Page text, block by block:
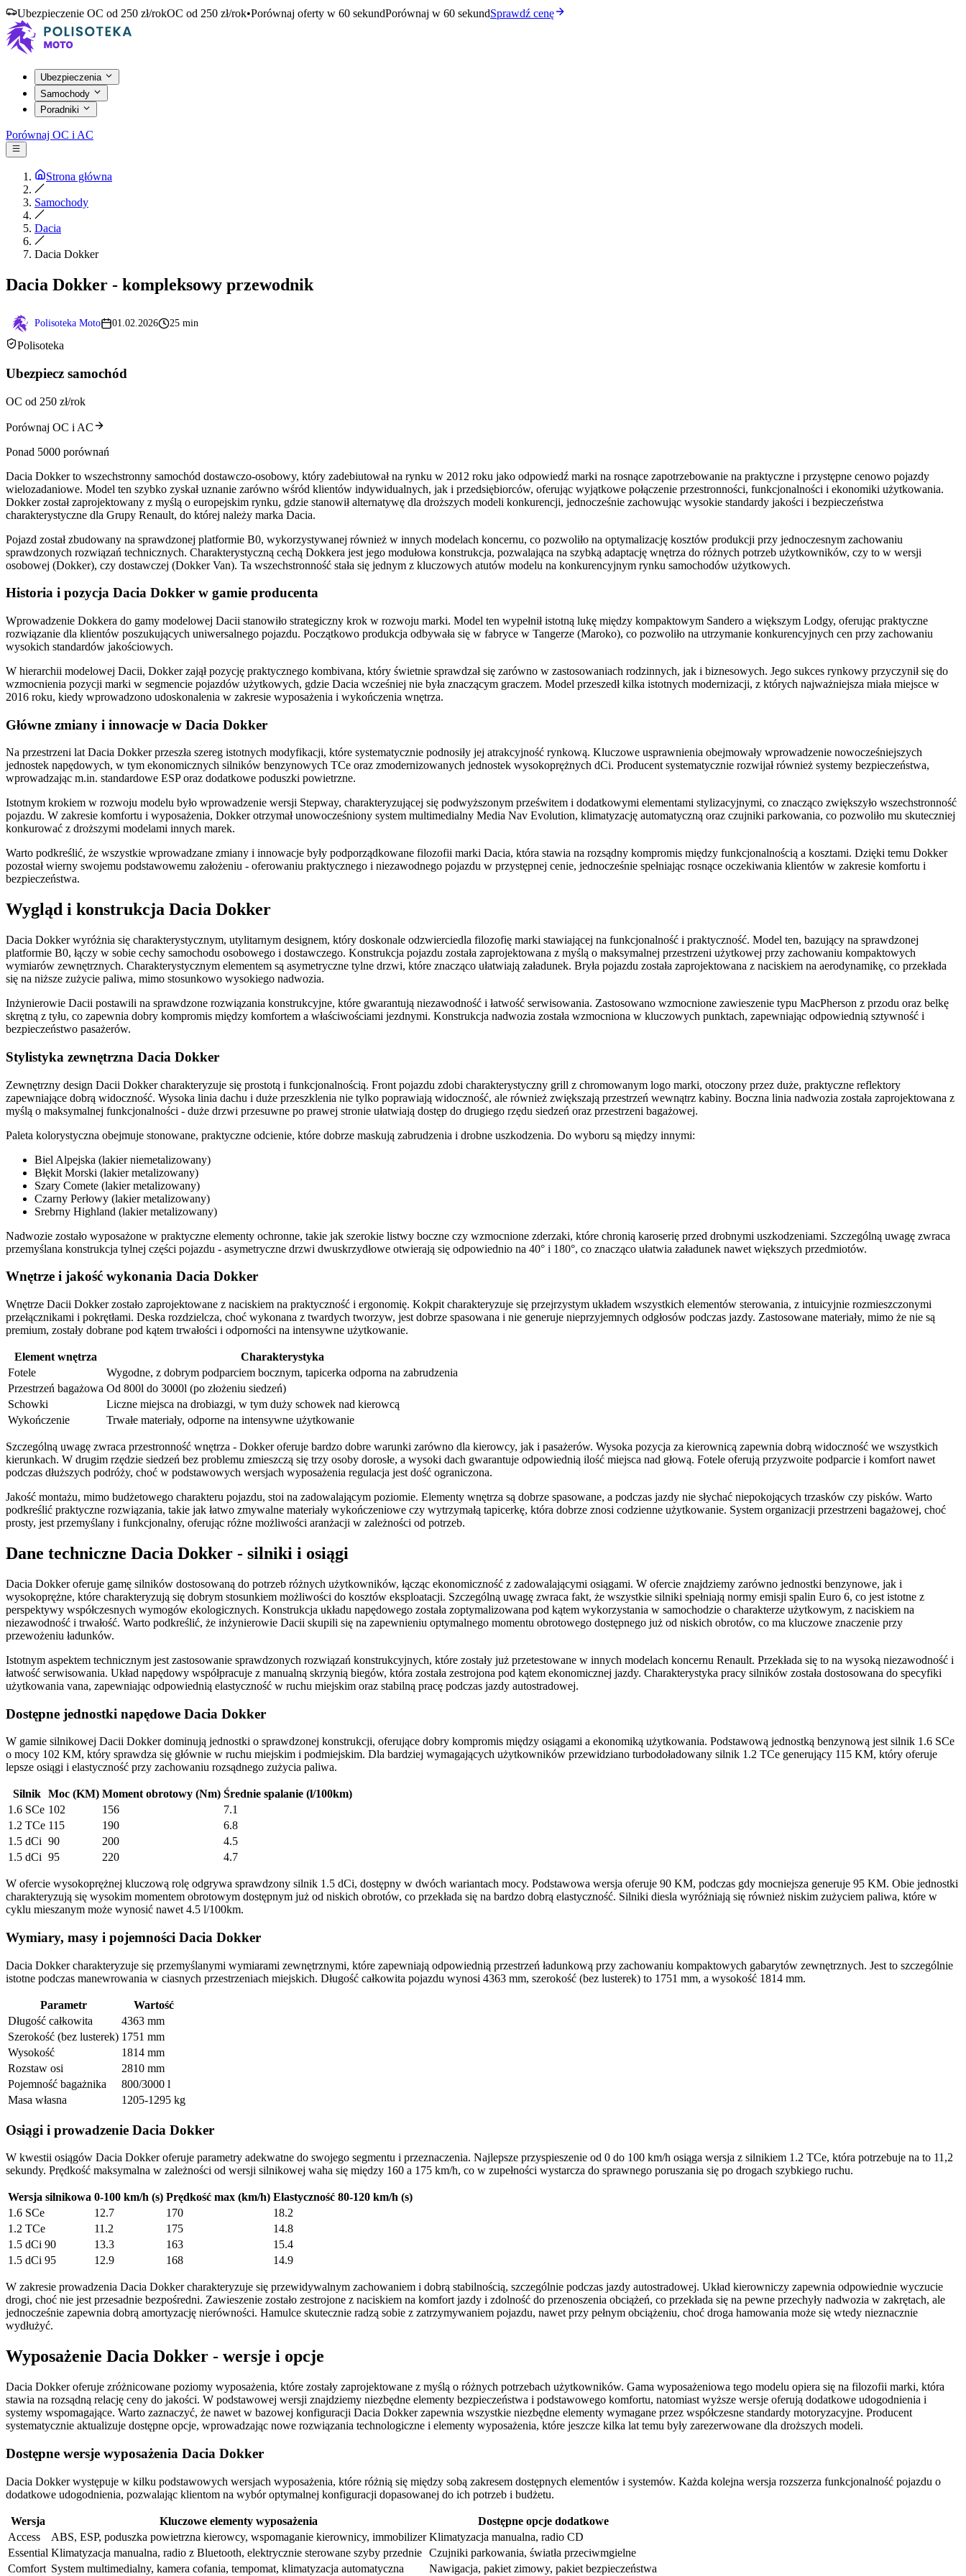
Ubezpieczenie OC od 250 zł/rokOC od 250 zł/rok•Porównaj oferty w 60 sekundPorównaj w 60 sekundSprawdź cenę
Ubezpieczenia
Samochody
Poradniki
Porównaj OC i AC
Strona główna
Samochody
Dacia
Dacia Dokker
Dacia Dokker - kompleksowy przewodnik
Polisoteka Moto 01.02.2026 25 min
Polisoteka
Ubezpiecz samochód
OC od 250 zł/rok
Porównaj OC i AC
Ponad 5000 porównań
Dacia Dokker to wszechstronny samochód dostawczo-osobowy, który zadebiutował na rynku w 2012 roku jako odpowiedź marki na rosnące zapotrzebowanie na praktyczne i przystępne cenowo pojazdy
wielozadaniowe. Model ten szybko zyskał uznanie zarówno wśród klientów indywidualnych, jak i przedsiębiorców, oferując wyjątkowe połączenie przestronności, funkcjonalności i ekonomiki użytkowania.
Dokker został zaprojektowany z myślą o europejskim rynku, gdzie stanowił alternatywę dla droższych modeli konkurencji, jednocześnie zachowując wysokie standardy jakości i bezpieczeństwa
charakterystyczne dla Grupy Renault, do której należy marka Dacia.
Pojazd został zbudowany na sprawdzonej platformie B0, wykorzystywanej również w innych modelach koncernu, co pozwoliło na optymalizację kosztów produkcji przy jednoczesnym zachowaniu
sprawdzonych rozwiązań technicznych. Charakterystyczną cechą Dokkera jest jego modułowa konstrukcja, pozwalająca na szybką adaptację wnętrza do różnych potrzeb użytkowników, czy to w wersji
osobowej (Dokker), czy dostawczej (Dokker Van). Ta wszechstronność stała się jednym z kluczowych atutów modelu na konkurencyjnym rynku samochodów użytkowych.
Historia i pozycja Dacia Dokker w gamie producenta
Wprowadzenie Dokkera do gamy modelowej Dacii stanowiło strategiczny krok w rozwoju marki. Model ten wypełnił istotną lukę między kompaktowym Sandero a większym Lodgy, oferując praktyczne
rozwiązanie dla klientów poszukujących uniwersalnego pojazdu. Początkowo produkcja odbywała się w fabryce w Tangerze (Maroko), co pozwoliło na utrzymanie konkurencyjnych cen przy zachowaniu
wysokich standardów jakościowych.
W hierarchii modelowej Dacii, Dokker zajął pozycję praktycznego kombivana, który świetnie sprawdzał się zarówno w zastosowaniach rodzinnych, jak i biznesowych. Jego sukces rynkowy przyczynił się do
wzmocnienia pozycji marki w segmencie pojazdów użytkowych, gdzie Dacia wcześniej nie była znaczącym graczem. Model przeszedł kilka istotnych modernizacji, z których najważniejsza miała miejsce w
2016 roku, kiedy wprowadzono udoskonalenia w zakresie wyposażenia i wykończenia wnętrza.
Główne zmiany i innowacje w Dacia Dokker
Na przestrzeni lat Dacia Dokker przeszła szereg istotnych modyfikacji, które systematycznie podnosiły jej atrakcyjność rynkową. Kluczowe usprawnienia obejmowały wprowadzenie nowocześniejszych
jednostek napędowych, w tym ekonomicznych silników benzynowych TCe oraz zmodernizowanych jednostek wysokoprężnych dCi. Producent systematycznie rozwijał również systemy bezpieczeństwa,
wprowadzając m.in. standardowe ESP oraz dodatkowe poduszki powietrzne.
Istotnym krokiem w rozwoju modelu było wprowadzenie wersji Stepway, charakteryzującej się podwyższonym prześwitem i dodatkowymi elementami stylizacyjnymi, co znacząco zwiększyło wszechstronność
pojazdu. W zakresie komfortu i wyposażenia, Dokker otrzymał unowocześniony system multimedialny Media Nav Evolution, klimatyzację automatyczną oraz czujniki parkowania, co pozwoliło mu skuteczniej
konkurować z droższymi modelami innych marek.
Warto podkreślić, że wszystkie wprowadzane zmiany i innowacje były podporządkowane filozofii marki Dacia, która stawia na rozsądny kompromis między funkcjonalnością a kosztami. Dzięki temu Dokker
pozostał wierny swojemu podstawowemu założeniu - oferowaniu praktycznego i niezawodnego pojazdu w przystępnej cenie, jednocześnie spełniając rosnące oczekiwania klientów w zakresie komfortu i
bezpieczeństwa.
Wygląd i konstrukcja Dacia Dokker
Dacia Dokker wyróżnia się charakterystycznym, utylitarnym designem, który doskonale odzwierciedla filozofię marki stawiającej na funkcjonalność i praktyczność. Model ten, bazujący na sprawdzonej
platformie B0, łączy w sobie cechy samochodu osobowego i dostawczego. Konstrukcja pojazdu została zaprojektowana z myślą o maksymalnej przestrzeni użytkowej przy zachowaniu kompaktowych
wymiarów zewnętrznych. Charakterystycznym elementem są asymetryczne tylne drzwi, które znacząco ułatwiają załadunek. Bryła pojazdu została zaprojektowana z naciskiem na aerodynamikę, co przekłada
się na niższe zużycie paliwa, mimo stosunkowo wysokiego nadwozia.
Inżynierowie Dacii postawili na sprawdzone rozwiązania konstrukcyjne, które gwarantują niezawodność i łatwość serwisowania. Zastosowano wzmocnione zawieszenie typu MacPherson z przodu oraz belkę
skrętną z tyłu, co zapewnia dobry kompromis między komfortem a właściwościami jezdnymi. Konstrukcja nadwozia została wzmocniona w kluczowych punktach, zapewniając odpowiednią sztywność i
bezpieczeństwo pasażerów.
Stylistyka zewnętrzna Dacia Dokker
Zewnętrzny design Dacii Dokker charakteryzuje się prostotą i funkcjonalnością. Front pojazdu zdobi charakterystyczny grill z chromowanym logo marki, otoczony przez duże, praktyczne reflektory
zapewniające dobrą widoczność. Wysoka linia dachu i duże przeszklenia nie tylko poprawiają widoczność, ale również zwiększają przestrzeń wewnątrz kabiny. Boczna linia nadwozia została zaprojektowana z
myślą o maksymalnej funkcjonalności - duże drzwi przesuwne po prawej stronie ułatwiają dostęp do drugiego rzędu siedzeń oraz przestrzeni bagażowej.
Paleta kolorystyczna obejmuje stonowane, praktyczne odcienie, które dobrze maskują zabrudzenia i drobne uszkodzenia. Do wyboru są między innymi:
Biel Alpejska (lakier niemetalizowany)
Błękit Morski (lakier metalizowany)
Szary Comete (lakier metalizowany)
Czarny Perłowy (lakier metalizowany)
Srebrny Highland (lakier metalizowany)
Nadwozie zostało wyposażone w praktyczne elementy ochronne, takie jak szerokie listwy boczne czy wzmocnione zderzaki, które chronią karoserię przed drobnymi uszkodzeniami. Szczególną uwagę zwraca
przemyślana konstrukcja tylnej części pojazdu - asymetryczne drzwi dwuskrzydłowe otwierają się odpowiednio na 40° i 180°, co znacząco ułatwia załadunek nawet większych przedmiotów.
Wnętrze i jakość wykonania Dacia Dokker
Wnętrze Dacii Dokker zostało zaprojektowane z naciskiem na praktyczność i ergonomię. Kokpit charakteryzuje się przejrzystym układem wszystkich elementów sterowania, z intuicyjnie rozmieszczonymi
przełącznikami i pokrętłami. Deska rozdzielcza, choć wykonana z twardych tworzyw, jest dobrze spasowana i nie generuje nieprzyjemnych odgłosów podczas jazdy. Zastosowane materiały, mimo że nie są
premium, zostały dobrane pod kątem trwałości i odporności na intensywne użytkowanie.
Element wnętrza
Charakterystyka
Fotele
Wygodne, z dobrym podparciem bocznym, tapicerka odporna na zabrudzenia
Przestrzeń bagażowa Od 800l do 3000l (po złożeniu siedzeń)
Schowki
Liczne miejsca na drobiazgi, w tym duży schowek nad kierowcą
Wykończenie
Trwałe materiały, odporne na intensywne użytkowanie
Szczególną uwagę zwraca przestronność wnętrza - Dokker oferuje bardzo dobre warunki zarówno dla kierowcy, jak i pasażerów. Wysoka pozycja za kierownicą zapewnia dobrą widoczność we wszystkich
kierunkach. W drugim rzędzie siedzeń bez problemu zmieszczą się trzy osoby dorosłe, a wysoki dach gwarantuje odpowiednią ilość miejsca nad głową. Fotele oferują przyzwoite podparcie i komfort nawet
podczas dłuższych podróży, choć w podstawowych wersjach wyposażenia regulacja jest dość ograniczona.
Jakość montażu, mimo budżetowego charakteru pojazdu, stoi na zadowalającym poziomie. Elementy wnętrza są dobrze spasowane, a podczas jazdy nie słychać niepokojących trzasków czy pisków. Warto
podkreślić praktyczne rozwiązania, takie jak łatwo zmywalne materiały wykończeniowe czy wytrzymałą tapicerkę, która dobrze znosi codzienne użytkowanie. System organizacji przestrzeni bagażowej, choć
prosty, jest przemyślany i funkcjonalny, oferując różne możliwości aranżacji w zależności od potrzeb.
Dane techniczne Dacia Dokker - silniki i osiągi
Dacia Dokker oferuje gamę silników dostosowaną do potrzeb różnych użytkowników, łącząc ekonomiczność z zadowalającymi osiągami. W ofercie znajdziemy zarówno jednostki benzynowe, jak i
wysokoprężne, które charakteryzują się dobrym stosunkiem możliwości do kosztów eksploatacji. Szczególną uwagę zwraca fakt, że wszystkie silniki spełniają normy emisji spalin Euro 6, co jest istotne z
perspektywy współczesnych wymogów ekologicznych. Konstrukcja układu napędowego została zoptymalizowana pod kątem wykorzystania w samochodzie o charakterze użytkowym, z naciskiem na
niezawodność i trwałość. Warto podkreślić, że inżynierowie Dacii skupili się na zapewnieniu optymalnego momentu obrotowego dostępnego już od niskich obrotów, co ma kluczowe znaczenie przy
przewożeniu ładunków.
Istotnym aspektem technicznym jest zastosowanie sprawdzonych rozwiązań konstrukcyjnych, które zostały już przetestowane w innych modelach koncernu Renault. Przekłada się to na wysoką niezawodność i
łatwość serwisowania. Układ napędowy współpracuje z manualną skrzynią biegów, która została zestrojona pod kątem ekonomicznej jazdy. Charakterystyka pracy silników została dostosowana do specyfiki
użytkowania vana, zapewniając odpowiednią elastyczność w ruchu miejskim oraz stabilną pracę podczas jazdy autostradowej.
Dostępne jednostki napędowe Dacia Dokker
W gamie silnikowej Dacii Dokker dominują jednostki o sprawdzonej konstrukcji, oferujące dobry kompromis między osiągami a ekonomiką użytkowania. Podstawową jednostką benzynową jest silnik 1.6 SCe
o mocy 102 KM, który sprawdza się głównie w ruchu miejskim i podmiejskim. Dla bardziej wymagających użytkowników przewidziano turbodoładowany silnik 1.2 TCe generujący 115 KM, który oferuje
lepsze osiągi i elastyczność przy zachowaniu rozsądnego zużycia paliwa.
Silnik Moc (KM) Moment obrotowy (Nm) Średnie spalanie (l/100km)
1.6 SCe 102 156
7.1
1.2 TCe 115 190
6.8
1.5 dCi 90 200
4.5
1.5 dCi 95 220 4.7
W ofercie wysokoprężnej kluczową rolę odgrywa sprawdzony silnik 1.5 dCi, dostępny w dwóch wariantach mocy. Podstawowa wersja oferuje 90 KM, podczas gdy mocniejsza generuje 95 KM. Obie jednostki
charakteryzują się wysokim momentem obrotowym dostępnym już od niskich obrotów, co przekłada się na bardzo dobrą elastyczność. Silniki diesla wyróżniają się również niskim zużyciem paliwa, które w
cyklu mieszanym może wynosić nawet 4.5 l/100km.
Wymiary, masy i pojemności Dacia Dokker
Dacia Dokker charakteryzuje się przemyślanymi wymiarami zewnętrznymi, które zapewniają odpowiednią przestrzeń ładunkową przy zachowaniu kompaktowych gabarytów zewnętrznych. Jest to szczególnie
istotne podczas manewrowania w ciasnych przestrzeniach miejskich. Długość całkowita pojazdu wynosi 4363 mm, szerokość (bez lusterek) to 1751 mm, a wysokość 1814 mm.
Parametr
Wartość
Długość całkowita
4363 mm
Szerokość (bez lusterek) 1751 mm
Wysokość
1814 mm
Rozstaw osi
2810 mm
Pojemność bagażnika
800/3000 l
Masa własna
1205-1295 kg
Osiągi i prowadzenie Dacia Dokker
W kwestii osiągów Dacia Dokker oferuje parametry adekwatne do swojego segmentu i przeznaczenia. Najlepsze przyspieszenie od 0 do 100 km/h osiąga wersja z silnikiem 1.2 TCe, która potrzebuje na to 11,2
sekundy. Prędkość maksymalna w zależności od wersji silnikowej waha się między 160 a 175 km/h, co w zupełności wystarcza do sprawnego poruszania się po drogach szybkiego ruchu.
Wersja silnikowa 0-100 km/h (s) Prędkość max (km/h) Elastyczność 80-120 km/h (s)
1.6 SCe
12.7 170
18.2
1.2 TCe
11.2 175
14.8
1.5 dCi 90
13.3 163
15.4
1.5 dCi 95
12.9 168 14.9
W zakresie prowadzenia Dacia Dokker charakteryzuje się przewidywalnym zachowaniem i dobrą stabilnością, szczególnie podczas jazdy autostradowej. Układ kierowniczy zapewnia odpowiednie wyczucie
drogi, choć nie jest przesadnie bezpośredni. Zawieszenie zostało zestrojone z naciskiem na komfort jazdy i zdolność do przenoszenia obciążeń, co przekłada się na pewne przechyły nadwozia w zakrętach, ale
jednocześnie zapewnia dobrą amortyzację nierówności. Hamulce skutecznie radzą sobie z zatrzymywaniem pojazdu, nawet przy pełnym obciążeniu, choć droga hamowania może się wtedy nieznacznie
wydłużyć.
Wyposażenie Dacia Dokker - wersje i opcje
Dacia Dokker oferuje zróżnicowane poziomy wyposażenia, które zostały zaprojektowane z myślą o różnych potrzebach użytkowników. Gama wyposażeniowa tego modelu opiera się na filozofii marki, która
stawia na rozsądną relację ceny do jakości. W podstawowej wersji znajdziemy niezbędne elementy bezpieczeństwa i podstawowego komfortu, natomiast wyższe wersje oferują dodatkowe udogodnienia i
systemy wspomagające. Warto zaznaczyć, że nawet w bazowej konfiguracji Dacia Dokker zapewnia wszystkie niezbędne elementy wymagane przez współczesne standardy motoryzacyjne. Producent
systematycznie aktualizuje dostępne opcje, wprowadzając nowe rozwiązania technologiczne i elementy wyposażenia, które jeszcze kilka lat temu były zarezerwowane dla droższych modeli.
Dostępne wersje wyposażenia Dacia Dokker
Dacia Dokker występuje w kilku podstawowych wersjach wyposażenia, które różnią się między sobą zakresem dostępnych elementów i systemów. Każda kolejna wersja rozszerza funkcjonalność pojazdu o
dodatkowe udogodnienia, pozwalając klientom na wybór optymalnej konfiguracji dopasowanej do ich potrzeb i budżetu.
Wersja Kluczowe elementy wyposażenia
Dostępne opcje dodatkowe
Access
ABS, ESP, poduszka powietrzna kierowcy, wspomaganie kierownicy, immobilizer Klimatyzacja manualna, radio CD
Essential Klimatyzacja manualna, radio z Bluetooth, elektrycznie sterowane szyby przednie Czujniki parkowania, światła przeciwmgielne
Comfort System multimedialny, kamera cofania, tempomat, klimatyzacja automatyczna Nawigacja, pakiet zimowy, pakiet bezpieczeństwa